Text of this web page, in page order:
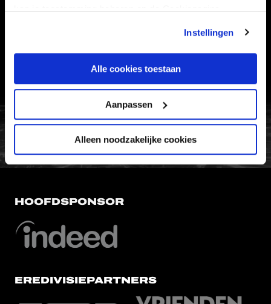
kan je toestemming beheren op de Cookiepagina.
Instellingen
Alle cookies toestaan
Aanpassen
Alleen noodzakelijke cookies
WERKEN BIJ
VERTROUWENSPERSOON
FC Utrecht<br>vanuit<br>het
HOOFDSPONSOR
EREDIVISIEPARTNERS